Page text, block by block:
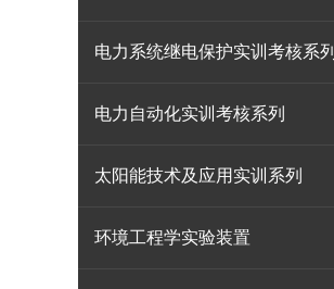
电力系统继电保护实训考核系列
电力自动化实训考核系列
太阳能技术及应用实训系列
环境工程学实验装置